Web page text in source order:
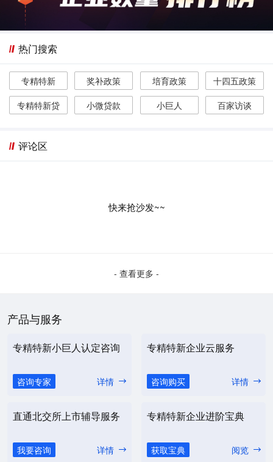
热门搜索
专精特新 奖补政策 培育政策
十四五政策
专精特新贷
小微贷款 小巨人 百家访谈
评论区
快来抢沙发~~
- 查看更多 -
产品与服务
专精特新小巨人认定咨询
咨询专家 详情
专精特新企业云服务
咨询购买 详情
直通北交所上市辅导服务
我要咨询 详情
专精特新企业进阶宝典
获取宝典 阅览